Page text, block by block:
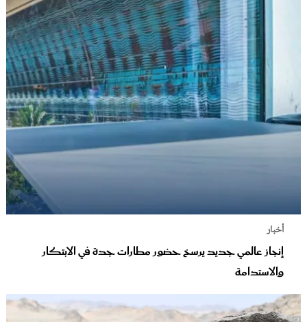
أخبار
إنجاز عالمي جديد يرسخ حضور مطارات جدة في الابتكار
والاستدامة